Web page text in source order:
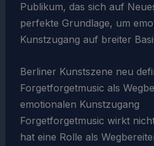
Publikum, das sich auf
perfekte Grundlage, um
Kunstzugang auf breiter
Berliner Kunstszene neu
Forgetforgetmusic als
emotionalen Kunstzugang
Forgetforgetmusic wirkt
hat eine Rolle als